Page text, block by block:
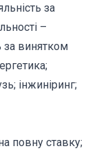
за
–
за винятком
інжиніринг;
повну ставку;